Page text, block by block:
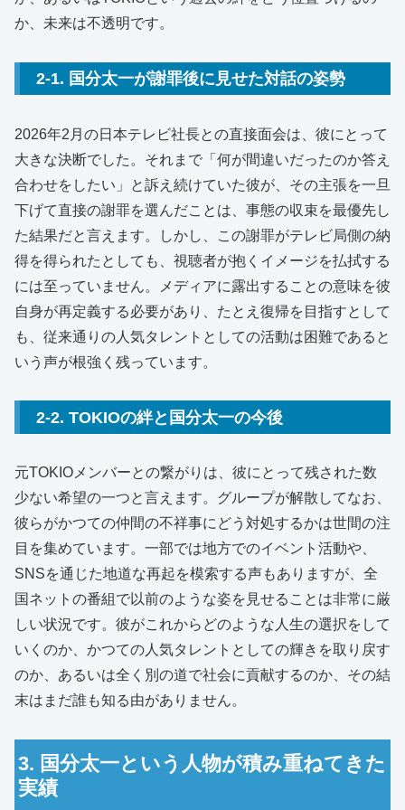
か、未来は不透明です。
2-1. 国分太一が謝罪後に見せた対話の姿勢
2026年2月の日本テレビ社長との直接面会は、彼にとって
大きな決断でした。それまで「何が間違いだったのか答え
合わせをしたい」と訴え続けていた彼が、その主張を一旦
下げて直接の謝罪を選んだことは、事態の収束を最優先し
た結果だと言えます。しかし、この謝罪がテレビ局側の納
得を得られたとしても、視聴者が抱くイメージを払拭する
には至っていません。メディアに露出することの意味を彼
自身が再定義する必要があり、たとえ復帰を目指すとして
も、従来通りの人気タレントとしての活動は困難であると
いう声が根強く残っています。
2-2. TOKIOの絆と国分太一の今後
元TOKIOメンバーとの繋がりは、彼にとって残された数
少ない希望の一つと言えます。グループが解散してなお、
彼らがかつての仲間の不祥事にどう対処するかは世間の注
目を集めています。一部では地方でのイベント活動や、
SNSを通じた地道な再起を模索する声もありますが、全
国ネットの番組で以前のような姿を見せることは非常に厳
しい状況です。彼がこれからどのような人生の選択をして
いくのか、かつての人気タレントとしての輝きを取り戻す
のか、あるいは全く別の道で社会に貢献するのか、その結
末はまだ誰も知る由がありません。
3. 国分太一という人物が積み重ねてきた
実績